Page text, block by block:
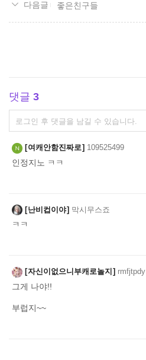
좋은친구들
댓글 3
댓
글
쓰
기
여캐안함진짜로 109525499
인정지노 ㅋㅋ
난비컵이야 막시무스죠
ㅋㅋ
자신이없으니부캐로놀지 rmfjtpdy
그게 나야!!
부럽지~~